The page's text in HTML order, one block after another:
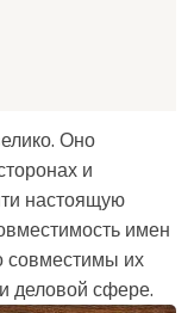
Оно
и
настоящую
имен
совместимы их
деловой сфере.